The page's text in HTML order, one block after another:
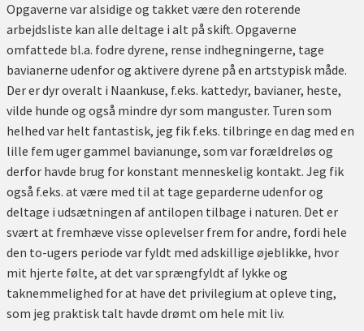
Opgaverne var alsidige og takket være den roterende
arbejdsliste kan alle deltage i alt på skift. Opgaverne
omfattede bl.a. fodre dyrene, rense indhegningerne, tage
bavianerne udenfor og aktivere dyrene på en artstypisk måde.
Der er dyr overalt i Naankuse, f.eks. kattedyr, bavianer, heste,
vilde hunde og også mindre dyr som manguster. Turen som
helhed var helt fantastisk, jeg fik f.eks. tilbringe en dag med en
lille fem uger gammel bavianunge, som var forældreløs og
derfor havde brug for konstant menneskelig kontakt. Jeg fik
også f.eks. at være med til at tage geparderne udenfor og
deltage i udsætningen af antilopen tilbage i naturen. Det er
svært at fremhæve visse oplevelser frem for andre, fordi hele
den to-ugers periode var fyldt med adskillige øjeblikke, hvor
mit hjerte følte, at det var sprængfyldt af lykke og
taknemmelighed for at have det privilegium at opleve ting,
som jeg praktisk talt havde drømt om hele mit liv.